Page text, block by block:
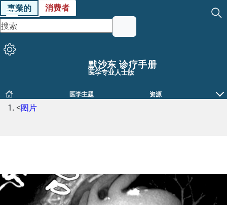
專業的 消费者
默沙东 诊疗手册
医学专业人士版
医学主题 资源
<图片